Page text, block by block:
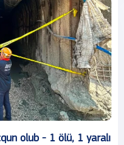
olub - 1 ölü, 1 yaralı